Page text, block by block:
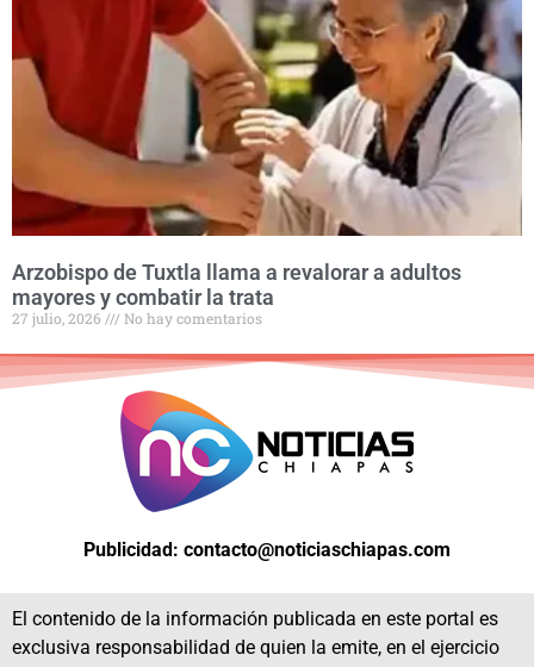
Arzobispo de Tuxtla llama a revalorar a adultos
mayores y combatir la trata
27 julio, 2026 No hay comentarios
Publicidad: contacto@noticiaschiapas.com
El contenido de la información publicada en este portal es
exclusiva responsabilidad de quien la emite, en el ejercicio